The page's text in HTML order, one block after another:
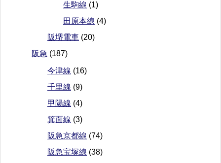
生駒線 (1)
田原本線 (4)
阪堺電車 (20)
阪急 (187)
今津線 (16)
千里線 (9)
甲陽線 (4)
箕面線 (3)
阪急京都線 (74)
阪急宝塚線 (38)